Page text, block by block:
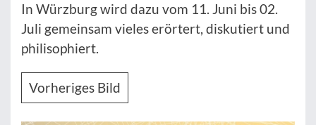
In Würzburg wird dazu vom 11. Juni bis 02.
Juli gemeinsam vieles erörtert, diskutiert und
philisophiert.
Vorheriges Bild